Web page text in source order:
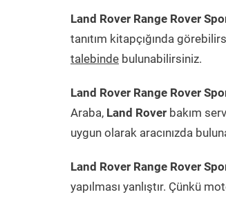
Land Rover Range Rover
tanıtım kitapçığında
talebinde bulunabilirsiniz.
Land Rover Range Rover
Araba, Land Rover bakım
uygun olarak aracınızda
Land Rover Range Rover
yapılması yanlıştır. Çünkü